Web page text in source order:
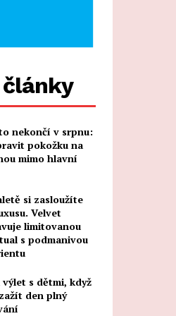
články
nekončí v srpnu:
pokožku na
mimo hlavní
si zasloužíte
Velvet
limitovanou
s podmanivou
s dětmi, když
den plný